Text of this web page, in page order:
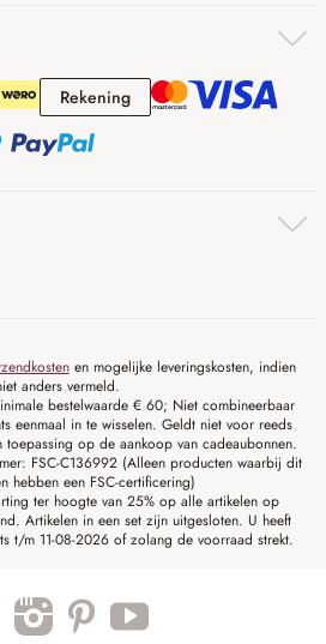
RekeningRekening
en mogelijke leveringskosten, indien
anders vermeld.
bestelwaarde € 60; Niet combineerbaar
eenmaal in te wisselen. Geldt niet voor reeds
op de aankoop van cadeaubonnen.
FSC-C136992 (Alleen producten waarbij dit
hebben een FSC-certificering)
ter hoogte van 25% op alle artikelen op
Artikelen in een set zijn uitgesloten. U heeft
t/m 11-08-2026 of zolang de voorraad strekt.